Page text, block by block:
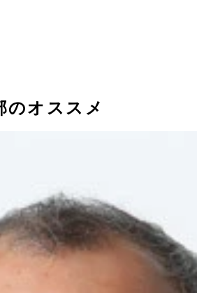
のオススメ